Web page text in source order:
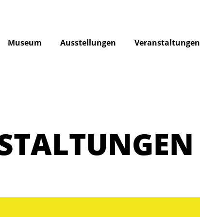
Museum Ausstellungen Veranstaltungen